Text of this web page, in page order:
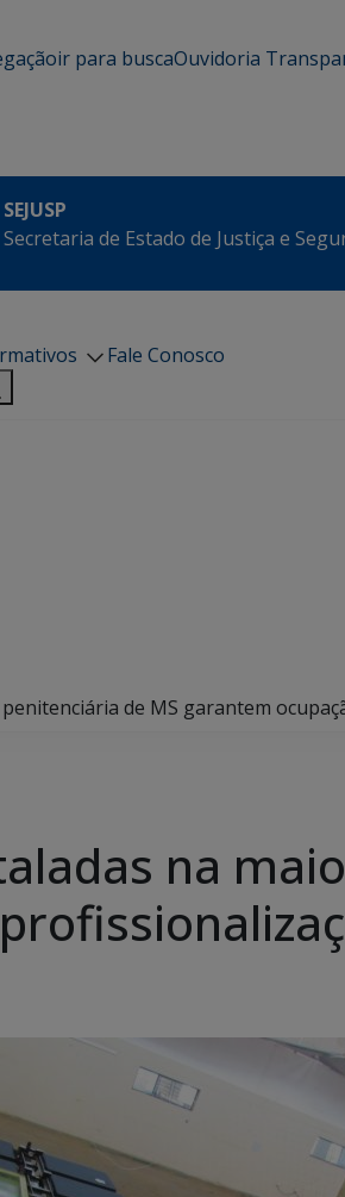
ir para buscaOuvidoria
SEJUSP
Secretaria de Estado de Justiça e
Fale Conosco
de MS garantem
na